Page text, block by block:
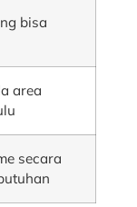
bisa
area
secara